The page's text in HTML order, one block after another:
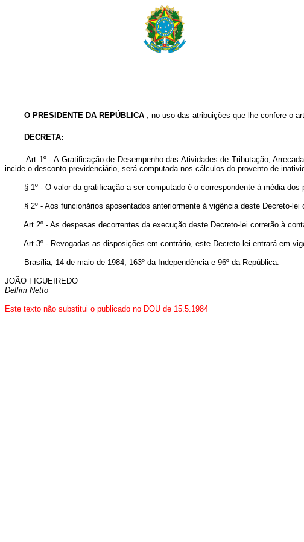
O PRESIDENTE DA REPÚBLICA , no uso das atribuições que lhe confere o
DECRETA:
Art 1º - A Gratificação de Desempenho das Atividades de Tributação,
incide o desconto previdenciário, será computada nos cálculos do provento de
§ 1º - O valor da gratificação a ser computado é o correspondente à média dos
§ 2º - Aos funcionários aposentados anteriormente à vigência deste Decreto-lei
Art 2º - As despesas decorrentes da execução deste Decreto-lei correrão à
Art 3º - Revogadas as disposições em contrário, este Decreto-lei entrará em
Brasília, 14 de maio de 1984; 163º da Independência e 96º da República.
JOÃO FIGUEIREDO
Delfim Netto
Este texto não substitui o publicado no DOU de 15.5.1984